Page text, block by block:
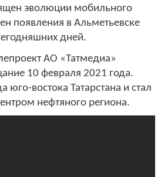
эволюции мобильного
появления в Альметьевске
дней.
АО «Татмедиа»
10 февраля 2021 года.
востока Татарстана и стал
нефтяного региона.